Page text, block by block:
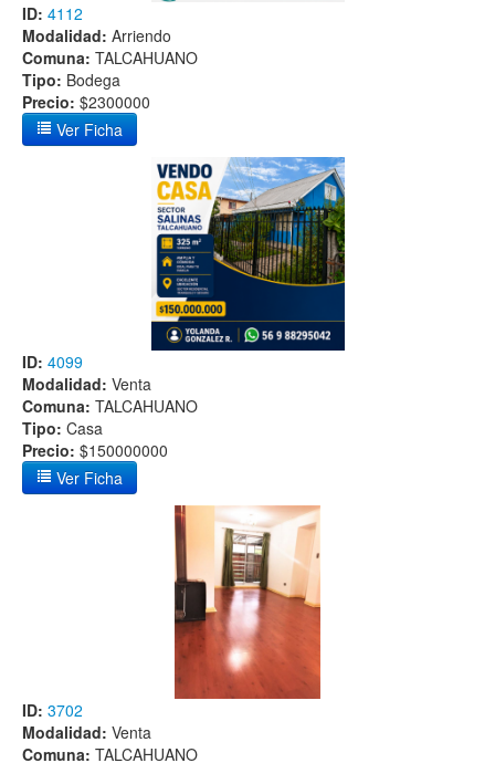
ID: 4112
Modalidad: Arriendo
Comuna: TALCAHUANO
Tipo: Bodega
Precio: $2300000
Ver Ficha
ID: 4099
Modalidad: Venta
Comuna: TALCAHUANO
Tipo: Casa
Precio: $150000000
Ver Ficha
ID: 3702
Modalidad: Venta
Comuna: TALCAHUANO